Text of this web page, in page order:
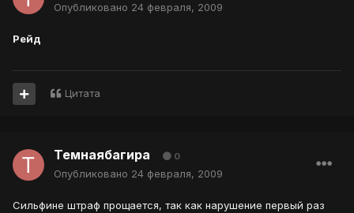
Опубликовано 24 февраля, 2009
Рейд
Цитата
Темнаябагира 0
Опубликовано 24 февраля, 2009
Сильфине штраф прощается, так как нарушение первый раз